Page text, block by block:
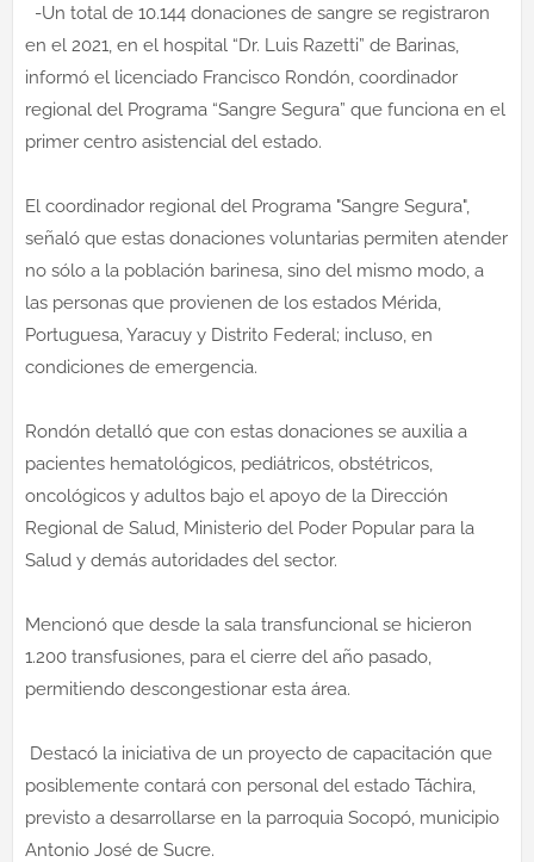
-Un total de 10.144 donaciones de sangre se registraron
en el 2021, en el hospital “Dr. Luis Razetti” de Barinas,
informó el licenciado Francisco Rondón, coordinador
regional del Programa “Sangre Segura” que funciona en el
primer centro asistencial del estado.
El coordinador regional del Programa "Sangre Segura",
señaló que estas donaciones voluntarias permiten atender
no sólo a la población barinesa, sino del mismo modo, a
las personas que provienen de los estados Mérida,
Portuguesa, Yaracuy y Distrito Federal; incluso, en
condiciones de emergencia.
Rondón detalló que con estas donaciones se auxilia a
pacientes hematológicos, pediátricos, obstétricos,
oncológicos y adultos bajo el apoyo de la Dirección
Regional de Salud, Ministerio del Poder Popular para la
Salud y demás autoridades del sector.
Mencionó que desde la sala transfuncional se hicieron
1.200 transfusiones, para el cierre del año pasado,
permitiendo descongestionar esta área.
Destacó la iniciativa de un proyecto de capacitación que
posiblemente contará con personal del estado Táchira,
previsto a desarrollarse en la parroquia Socopó, municipio
Antonio José de Sucre.